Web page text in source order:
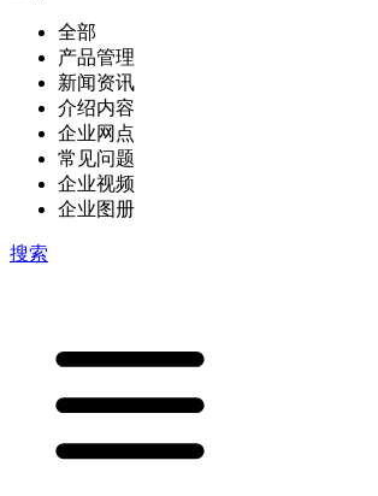
全部
产品管理
新闻资讯
介绍内容
企业网点
常见问题
企业视频
企业图册
搜索